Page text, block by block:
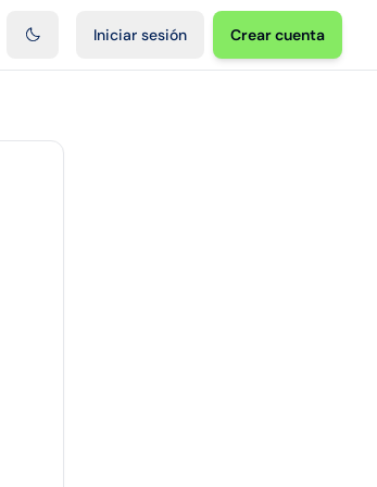
IntegracionesFAQ
Iniciar sesión Crear cuenta